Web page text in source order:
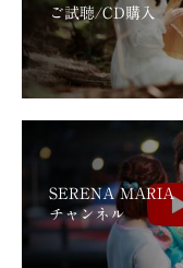
ご試聴/CD購入
SERENA MARIA
チャンネル